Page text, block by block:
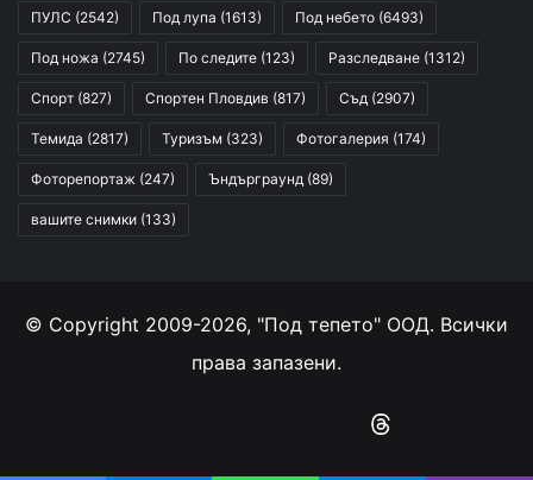
ПУЛС (2542) Под лупа (1613) Под небето (6493)
Под ножа (2745) По следите (123) Разследване (1312)
Спорт (827) Спортен Пловдив (817) Съд (2907)
Темида (2817) Туризъм (323) Фотогалерия (174)
Фоторепортаж (247) Ъндърграунд (89)
вашите снимки (133)
© Copyright 2009-2026, "Под тепето" ООД. Всички
права запазени.
Instagram
RSS